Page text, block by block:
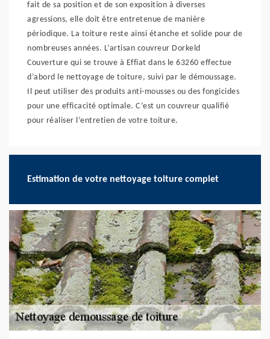
fait de sa position et de son exposition à diverses
agressions, elle doit être entretenue de manière
périodique. La toiture reste ainsi étanche et solide pour de
nombreuses années. L’artisan couvreur Dorkeld
Couverture qui se trouve à Effiat dans le 63260 effectue
d’abord le nettoyage de toiture, suivi par le démoussage.
Il peut utiliser des produits anti-mousses ou des fongicides
pour une efficacité optimale. C’est un couvreur qualifié
pour réaliser l’entretien de votre toiture.
Estimation de votre nettoyage toiture complet